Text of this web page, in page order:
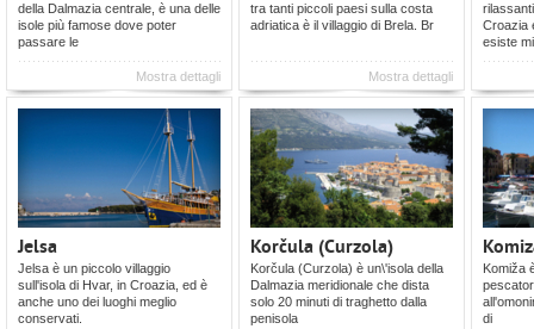
della Dalmazia centrale, è una delle
isole più famose dove poter
passare le
Mostra dettagli
tra tanti piccoli paesi sulla costa
adriatica è il villaggio di Brela. Br
Mostra dettagli
Croazia
esiste
Jelsa
Jelsa è un piccolo villaggio
sull'isola di Hvar, in Croazia, ed è
anche uno dei luoghi meglio
conservati.
Korčula (Curzola)
Korčula (Curzola) è un\'isola della
Dalmazia meridionale che dista
solo 20 minuti di traghetto dalla
penisola
Komiža
di